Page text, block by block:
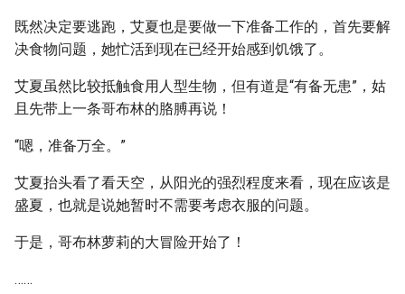
既然决定要逃跑，艾夏也是要做一下准备工作的，首先要解
决食物问题，她忙活到现在已经开始感到饥饿了。
艾夏虽然比较抵触食用人型生物，但有道是“有备无患”，姑
且先带上一条哥布林的胳膊再说！
“嗯，准备万全。”
艾夏抬头看了看天空，从阳光的强烈程度来看，现在应该是
盛夏，也就是说她暂时不需要考虑衣服的问题。
于是，哥布林萝莉的大冒险开始了！
……